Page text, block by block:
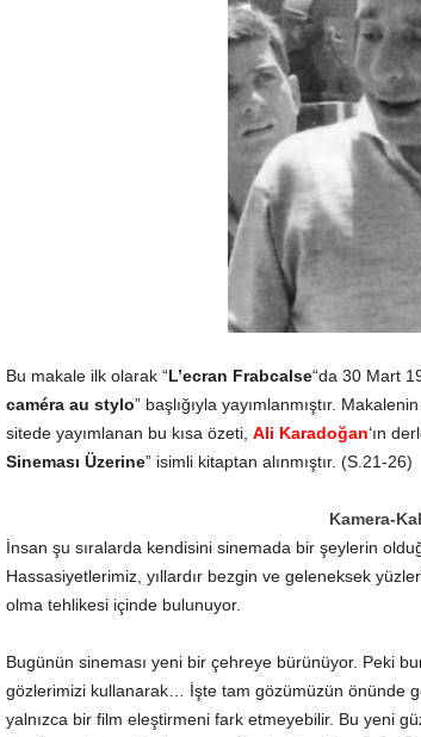
Bu makale ilk olarak “L’ecran Frabcalse“da 30 Mart
caméra au stylo” başlığıyla yayımlanmıştır.
sitede yayımlanan bu kısa özeti, Ali Karadoğan‘ın
Sineması Üzerine” isimli kitaptan alınmıştır. (S.21-26)
Kamera-
İnsan şu sıralarda kendisini sinemada bir şeylerin
Hassasiyetlerimiz, yıllardır bezgin ve geleneksek
olma tehlikesi içinde bulunuyor.
Bugünün sineması yeni bir çehreye bürünüyor. Peki
gözlerimizi kullanarak… İşte tam gözümüzün önünde
yalnızca bir film eleştirmeni fark etmeyebilir. Bu yeni